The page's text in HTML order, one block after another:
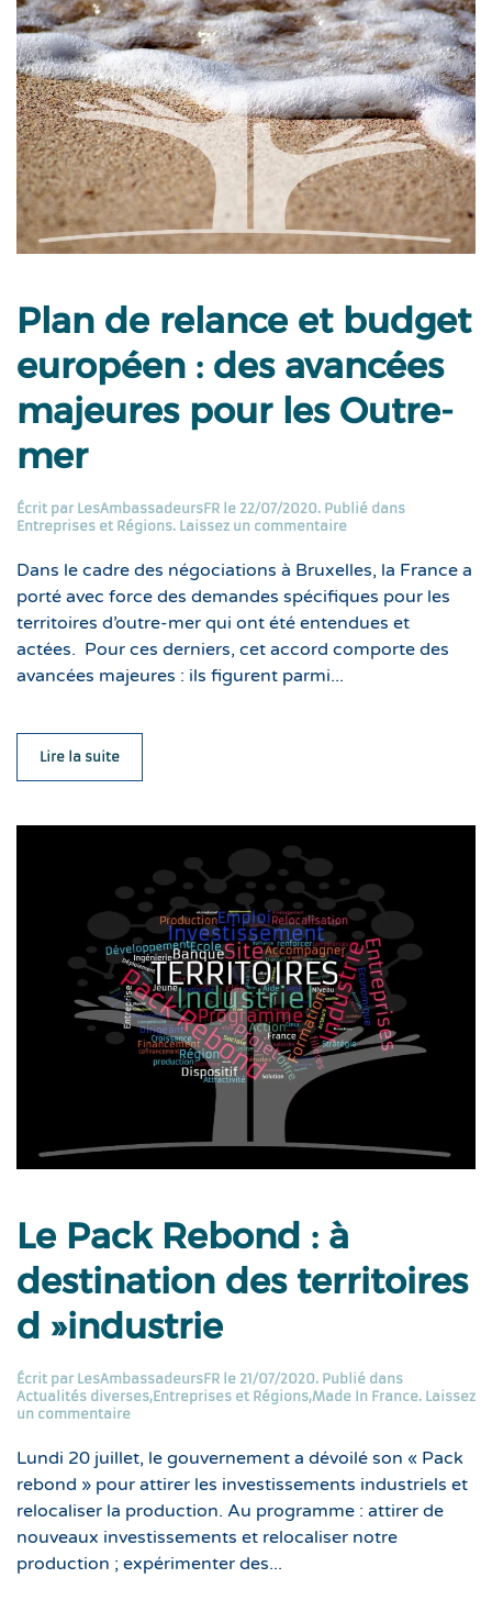
Plan de relance et budget
européen : des avancées
majeures pour les Outre-
mer
Écrit par LesAmbassadeursFR le 22/07/2020. Publié dans
Entreprises et Régions. Laissez un commentaire
Dans le cadre des négociations à Bruxelles, la France a
porté avec force des demandes spécifiques pour les
territoires d’outre-mer qui ont été entendues et
actées. Pour ces derniers, cet accord comporte des
avancées majeures : ils figurent parmi...
Lire la suite
Le Pack Rebond : à
destination des territoires
d »industrie
Écrit par LesAmbassadeursFR le 21/07/2020. Publié dans
Actualités diverses,Entreprises et Régions,Made In France. Laissez
un commentaire
Lundi 20 juillet, le gouvernement a dévoilé son « Pack
rebond » pour attirer les investissements industriels et
relocaliser la production. Au programme : attirer de
nouveaux investissements et relocaliser notre
production ; expérimenter des...